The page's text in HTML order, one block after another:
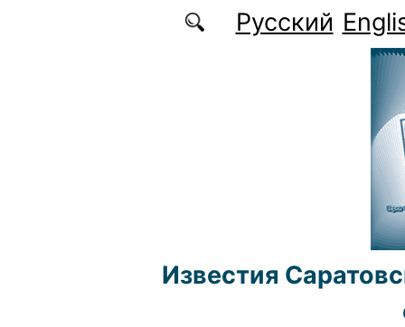
Перейти к основному содержаниюРусский
Известия